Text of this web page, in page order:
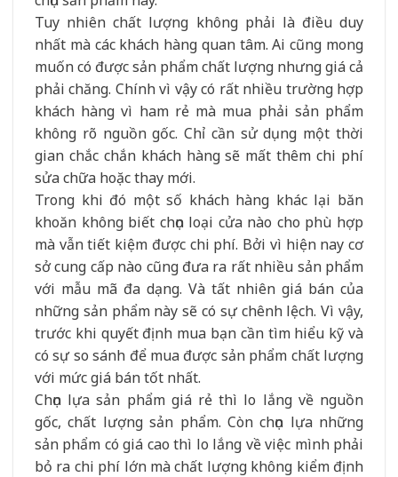
Tuy nhiên chất lượng không phải là điều duy
nhất mà các khách hàng quan tâm. Ai cũng mong
muốn có được sản phẩm chất lượng nhưng giá cả
phải chăng. Chính vì vậy có rất nhiều trường hợp
khách hàng vì ham rẻ mà mua phải sản phẩm
không rõ nguồn gốc. Chỉ cần sử dụng một thời
gian chắc chắn khách hàng sẽ mất thêm chi phí
sửa chữa hoặc thay mới.
Trong khi đó một số khách hàng khác lại băn
khoăn không biết chọn loại cửa nào cho phù hợp
mà vẫn tiết kiệm được chi phí. Bởi vì hiện nay cơ
sở cung cấp nào cũng đưa ra rất nhiều sản phẩm
với mẫu mã đa dạng. Và tất nhiên giá bán của
những sản phẩm này sẽ có sự chênh lệch. Vì vậy,
trước khi quyết định mua bạn cần tìm hiểu kỹ và
có sự so sánh để mua được sản phẩm chất lượng
với mức giá bán tốt nhất.
Chọn lựa sản phẩm giá rẻ thì lo lắng về nguồn
gốc, chất lượng sản phẩm. Còn chọn lựa những
sản phẩm có giá cao thì lo lắng về việc mình phải
bỏ ra chi phí lớn mà chất lượng không kiểm định